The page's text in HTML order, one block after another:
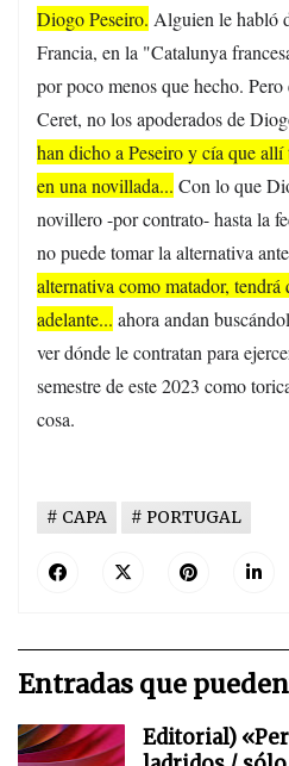
Diogo Peseiro. Alguien le habló
Francia, en la "Catalunya
por poco menos que hecho.
Ceret, no los apoderados de
han dicho a Peseiro y cía que
en una novillada... Con lo que
novillero -por contrato- hasta la
no puede tomar la alternativa
alternativa como matador,
adelante... ahora andan
ver dónde le contratan para
semestre de este 2023 como
cosa.
CAPA PORTUGAL
Entradas que
Editorial)